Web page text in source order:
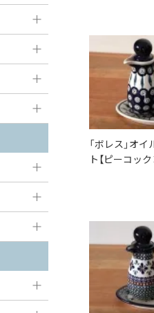
「ボレス」オ
ト【ピーコッ